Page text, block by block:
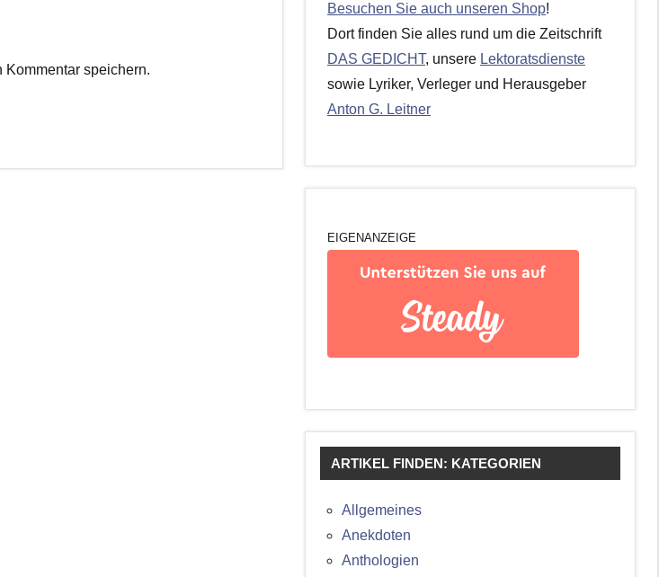
Kommentar speichern.
Besuchen Sie auch unseren Shop!
Dort finden Sie alles rund um die Zeitschrift
DAS GEDICHT, unsere Lektoratsdienste
sowie Lyriker, Verleger und Herausgeber
Anton G. Leitner
EIGENANZEIGE
ARTIKEL FINDEN: KATEGORIEN
Allgemeines
Anekdoten
Anthologien